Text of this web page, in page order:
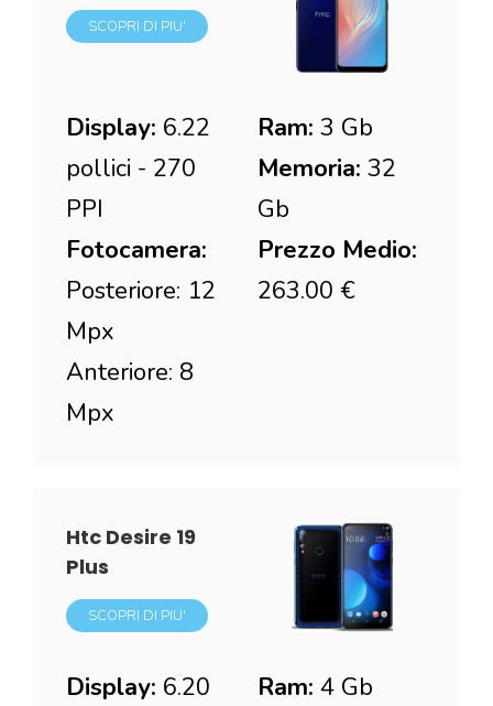
SCOPRI DI PIU'
Display: 6.22
pollici - 270
PPI
Fotocamera:
Posteriore: 12
Mpx
Anteriore: 8
Mpx
Ram: 3 Gb
Memoria: 32
Gb
Prezzo Medio:
263.00 €
Htc Desire 19
Plus
SCOPRI DI PIU'
Display: 6.20
Ram: 4 Gb